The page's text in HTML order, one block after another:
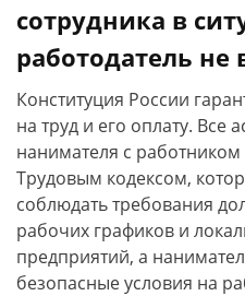
сотрудника в
работодатель не
Конституция России
на труд и его оплату. Все
нанимателя с
Трудовым кодексом,
соблюдать требования
рабочих графиков и
предприятий, а
безопасные условия на